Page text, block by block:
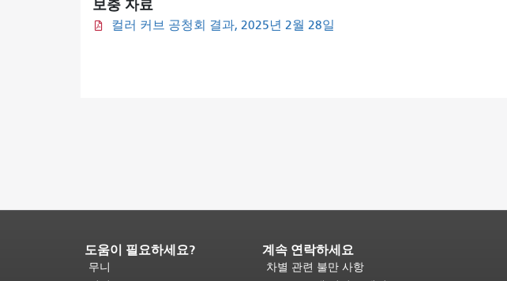
보충 자료
컬러 커브 공청회 결과, 2025년 2월 28일
페
이
도움이 필요하세요?
무니
계속 연락하세요
차별 관련 불만 사항